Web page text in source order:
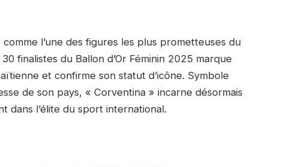
l’une des figures les plus prometteuses du
finalistes du Ballon d’Or Féminin 2025 marque
et confirme son statut d’icône. Symbole
de son pays, « Corventina » incarne désormais
dans l’élite du sport international.